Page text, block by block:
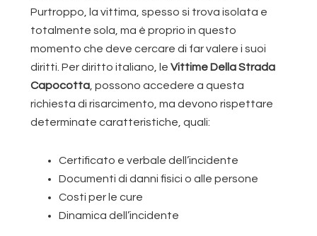
Purtroppo, la vittima, spesso si trova isolata e
totalmente sola, ma è proprio in questo
momento che deve cercare di far valere i suoi
diritti. Per diritto italiano, leVittime Della Strada
Capocotta , possono accedere a questa
richiesta di risarcimento, ma devono rispettare
determinate caratteristiche, quali:
Certificato e verbale dell’incidente
Documenti di danni fisici o alle persone
Costi per le cure
Dinamica dell’incidente